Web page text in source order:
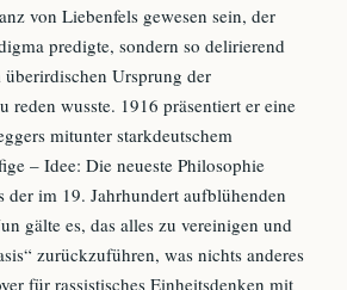
von Liebenfels gewesen sein, der
predigte, sondern so delirierend
Ursprung der
reden wusste. 1916 präsentiert er eine
mitunter starkdeutschem
– Idee: Die neueste Philosophie
der im 19. Jahrhundert aufblühenden
gälte es, das alles zu vereinigen und
zurückzuführen, was nichts anderes
für rassistisches Einheitsdenken mit